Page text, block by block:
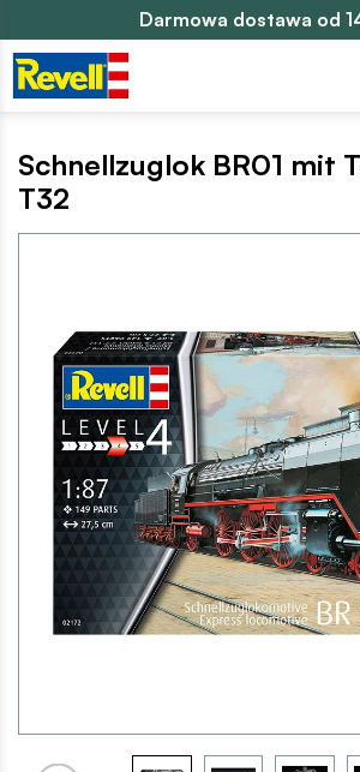
Darmowa dostawa od
Schnellzuglok BR01 mit
T32